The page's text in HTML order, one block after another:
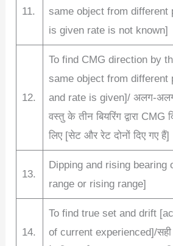
11.
same object from different
is given rate is not known]
12.
To find CMG direction by
same object from different
and rate is given]/ अलग-अलग
वस्तु के तीन बियरिंग द्वारा CMG
लिए [सेट और रेट दोनों दिए गए हैं]
13.
Dipping and rising bearing
range or rising range]
14.
To find true set and drift
of current experienced]/